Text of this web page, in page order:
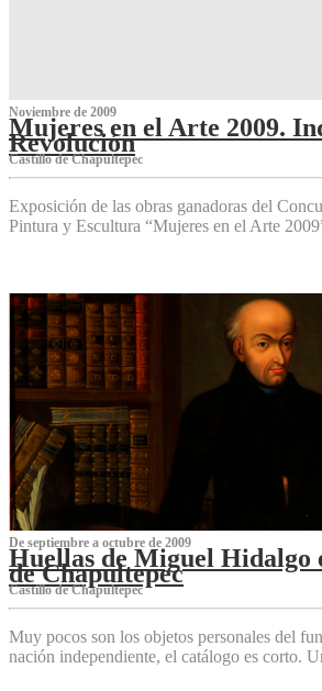
Noviembre de 2009
Mujeres en el Arte 2009.
Revolución
Castillo de Chapultepec
Exposición de las obras ganadoras del
Pintura y Escultura “Mujeres en el Arte
De septiembre a octubre de 2009
Huellas de Miguel Hidalgo
de Chapultepec
Castillo de Chapultepec
Muy pocos son los objetos personales del
nación independiente, el catálogo es corto.